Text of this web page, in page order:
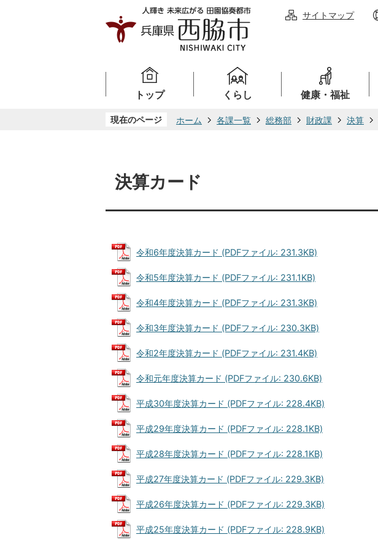
サイトマップ
トップ くらし 健康・福祉
現在のページ ホーム 各課一覧 総務部 財政課 決算
決算カード
令和6年度決算カード (PDFファイル: 231.3KB)
令和5年度決算カード (PDFファイル: 231.1KB)
令和4年度決算カード (PDFファイル: 231.3KB)
令和3年度決算カード (PDFファイル: 230.3KB)
令和2年度決算カード (PDFファイル: 231.4KB)
令和元年度決算カード (PDFファイル: 230.6KB)
平成30年度決算カード (PDFファイル: 228.4KB)
平成29年度決算カード (PDFファイル: 228.1KB)
平成28年度決算カード (PDFファイル: 228.1KB)
平成27年度決算カード (PDFファイル: 229.3KB)
平成26年度決算カード (PDFファイル: 229.3KB)
平成25年度決算カード (PDFファイル: 228.9KB)